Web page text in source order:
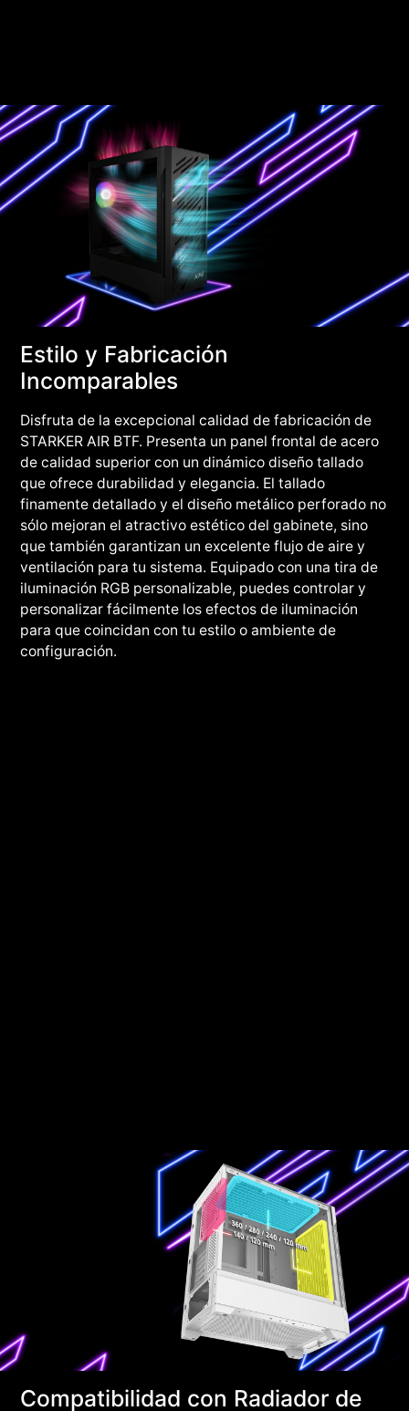
Estilo y Fabricación
Incomparables
Disfruta de la excepcional calidad de fabricación de
STARKER AIR BTF. Presenta un panel frontal de acero
de calidad superior con un dinámico diseño tallado
que ofrece durabilidad y elegancia. El tallado
finamente detallado y el diseño metálico perforado no
sólo mejoran el atractivo estético del gabinete, sino
que también garantizan un excelente flujo de aire y
ventilación para tu sistema. Equipado con una tira de
iluminación RGB personalizable, puedes controlar y
personalizar fácilmente los efectos de iluminación
para que coincidan con tu estilo o ambiente de
configuración.
Compatibilidad con Radiador de